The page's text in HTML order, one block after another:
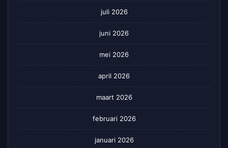
juli 2026
juni 2026
mei 2026
april 2026
maart 2026
februari 2026
januari 2026